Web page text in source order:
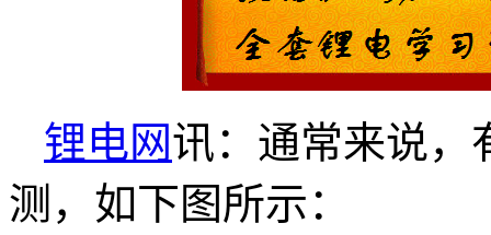
锂电网讯：通常来说，
测，如下图所示：